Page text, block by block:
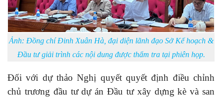
Ảnh: Đồng chí Đinh Xuân Hà, đại diện lãnh đạo Sở Kế hoạch &
Đầu tư giải trình các nội dung được thẩm tra tại phiên họp.
Đối với dự thảo Nghị quyết quyết định điều chỉnh
chủ trương đầu tư dự án Đầu tư xây dựng kè và san